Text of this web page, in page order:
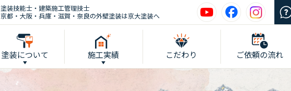
塗装技能士・建築施工管理技士
京都・大阪・兵庫・滋賀・奈良の外壁塗装は京大塗装へ
塗装について 施工実績 こだわり ご依頼の流れ